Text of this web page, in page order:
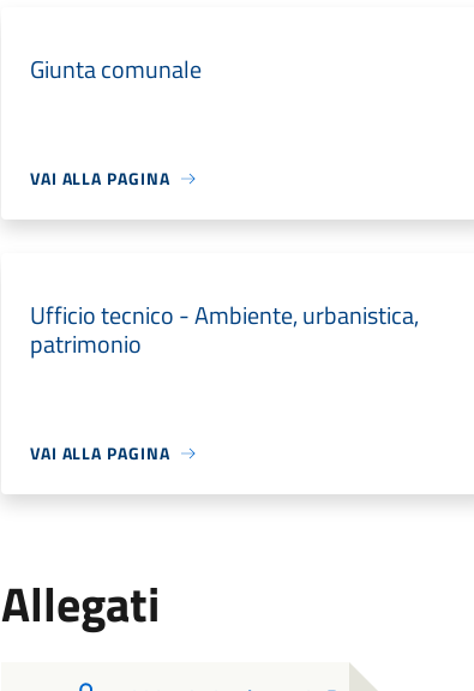
Giunta comunale
VAI ALLA PAGINA
Ufficio tecnico - Ambiente, urbanistica,
patrimonio
VAI ALLA PAGINA
Allegati